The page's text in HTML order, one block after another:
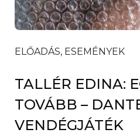
ELŐADÁS, ESEMÉNYEK
TALLÉR EDINA:
TOVÁBB –
VENDÉGJÁTÉK